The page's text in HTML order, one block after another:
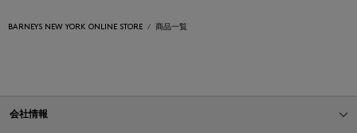
BARNEYS NEW YORK ONLINE STORE 商品一覧
会社情報